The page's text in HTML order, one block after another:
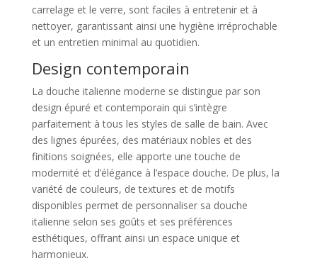
carrelage et le verre, sont faciles à entretenir et à
nettoyer, garantissant ainsi une hygiène irréprochable
et un entretien minimal au quotidien.
Design contemporain
La douche italienne moderne se distingue par son
design épuré et contemporain qui s’intègre
parfaitement à tous les styles de salle de bain. Avec
des lignes épurées, des matériaux nobles et des
finitions soignées, elle apporte une touche de
modernité et d’élégance à l’espace douche. De plus, la
variété de couleurs, de textures et de motifs
disponibles permet de personnaliser sa douche
italienne selon ses goûts et ses préférences
esthétiques, offrant ainsi un espace unique et
harmonieux.